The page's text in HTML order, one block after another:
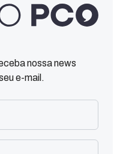
nossa news
e-mail.